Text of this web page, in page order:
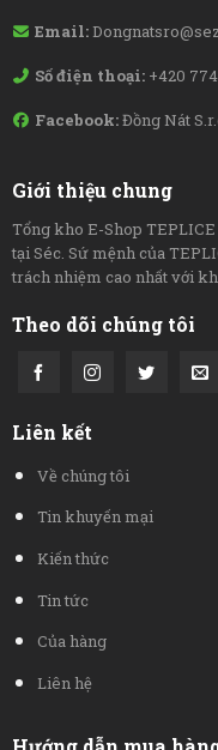
Email:
Số điện thoại: +420
Facebook:Đồng Nát
Giới thiệu chung
Tổng kho E-Shop
tại Séc. Sứ mệnh của
trách nhiệm cao nhất với
Theo dõi chúng tôi
Liên kết
Về chúng tôi
Tin khuyến mại
Kiến thức
Tin tức
Của hàng
Liên hệ